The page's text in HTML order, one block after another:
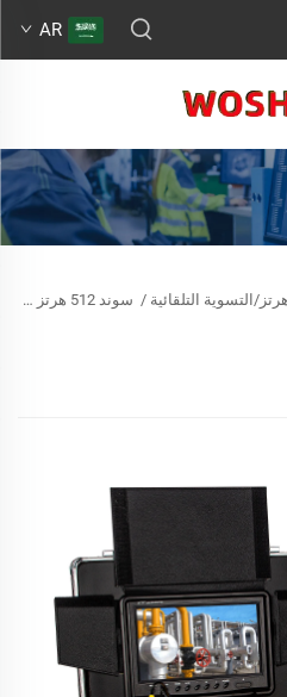
AR
/ سوند 512 هرتز والتسوية التلقائية